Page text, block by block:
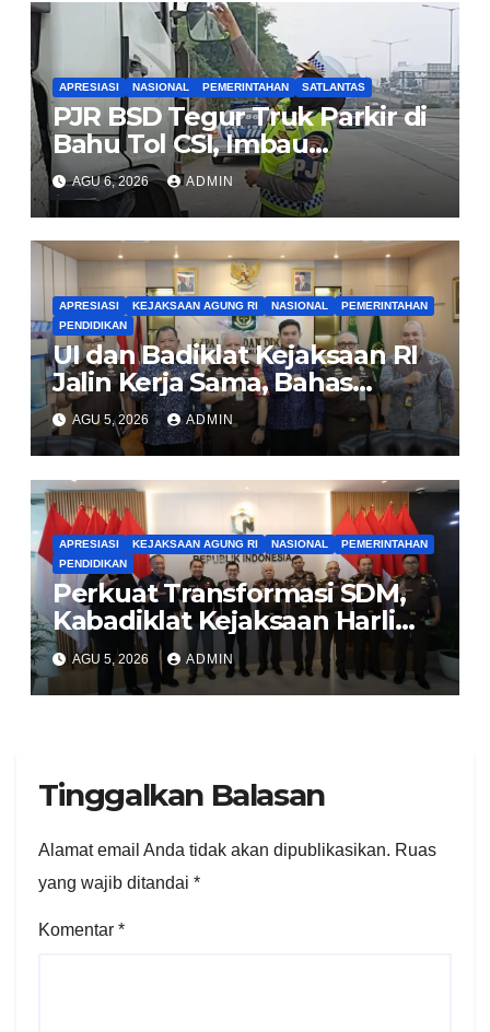
APRESIASI NASIONAL PEMERINTAHAN SATLANTAS
PJR BSD Tegur Truk Parkir di
Bahu Tol CSI, Imbau
Pengendara Tertib
AGU 6, 2026 ADMIN
APRESIASI KEJAKSAAN AGUNG RI NASIONAL
PEMERINTAHAN
PENDIDIKAN
UI dan Badiklat Kejaksaan RI
Jalin Kerja Sama, Bahas
Pembentukan Pusat Studi
Kajian Kejaksaan
AGU 5, 2026 ADMIN
APRESIASI KEJAKSAAN AGUNG RI NASIONAL
PEMERINTAHAN
PENDIDIKAN
Perkuat Transformasi SDM,
Kabadiklat Kejaksaan Harli
Siregar Jalin Sinergi dengan
LAN RI
AGU 5, 2026 ADMIN
Tinggalkan Balasan
Alamat email Anda tidak akan dipublikasikan. Ruas
yang wajib ditandai *
Komentar *